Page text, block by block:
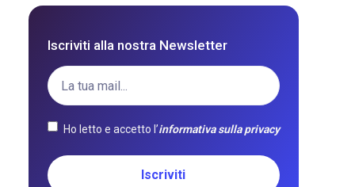
Iscriviti alla nostra Newsletter
Ho letto e accetto l’informativa sulla privacy